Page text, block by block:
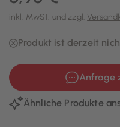
inkl. MwSt. und zzgl.
Produkt ist derzeit
Anfrage
Ähnliche Produkte